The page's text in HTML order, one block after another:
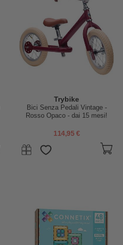
Trybike
Bici Senza Pedali Vintage -
Rosso Opaco - dai 15 mesi!
114,95 €